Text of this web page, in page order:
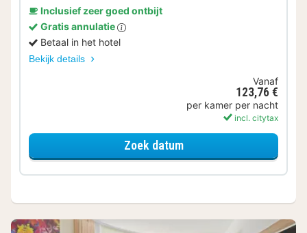
Inclusief zeer goed ontbijt
Gratis annulatie
Betaal in het hotel
Bekijk details
Vanaf
123,76 €
per kamer per nacht
incl. citytax
Zoek datumvoor Comfort kamer